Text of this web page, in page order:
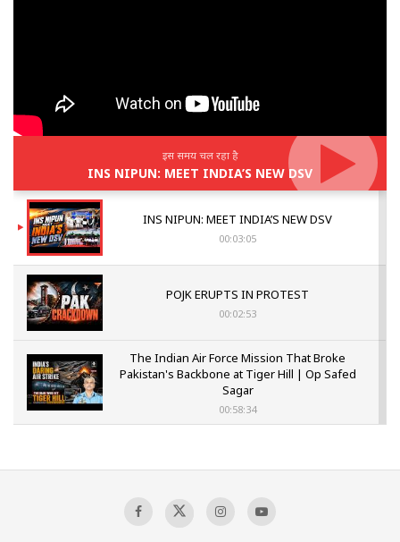
इस समय चल रहा है
INS NIPUN: MEET INDIA’S NEW DSV
INS NIPUN: MEET INDIA’S NEW DSV
00:03:05
POJK ERUPTS IN PROTEST
00:02:53
The Indian Air Force Mission That Broke
Pakistan's Backbone at Tiger Hill | Op Safed
Sagar
00:58:34